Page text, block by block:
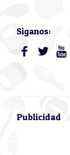
Siganos:
Publicidad